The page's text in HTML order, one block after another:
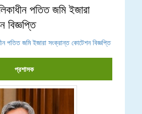
পতিত জমি ইজারা
পতিত জমি ইজারা সংক্রান্ত কোটেশন বিজ্ঞপ্তি
প্রশাসক